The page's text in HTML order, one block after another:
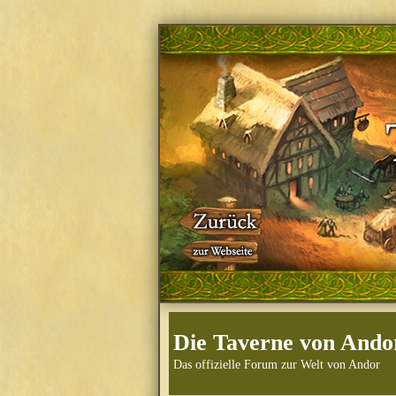
Die Taverne von
Das offizielle Forum zur Welt von Andor